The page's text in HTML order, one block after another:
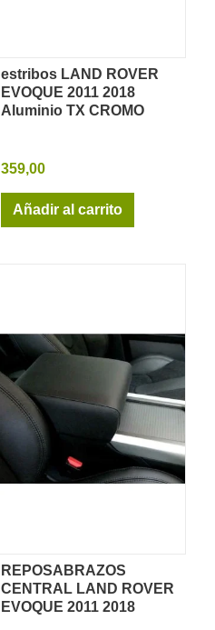
Vista rápida
estribos LAND ROVER
EVOQUE 2011 2018
Aluminio TX CROMO
359,00
Añadir al carrito
Vista rápida
REPOSABRAZOS
CENTRAL LAND ROVER
EVOQUE 2011 2018